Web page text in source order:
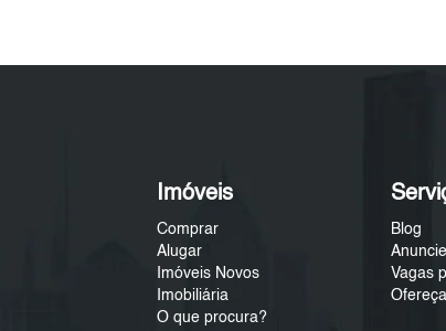
Imóveis
Comprar
Alugar
Imóveis Novos
Imobiliária
O que procura?
Blog
Anuncie
Vagas